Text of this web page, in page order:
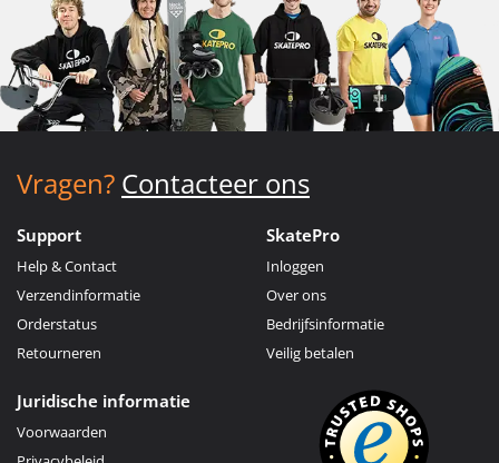
Vragen? Contacteer ons
Support
Help & Contact
Verzendinformatie
Orderstatus
Retourneren
SkatePro
Inloggen
Over ons
Bedrijfsinformatie
Veilig betalen
Juridische informatie
Voorwaarden